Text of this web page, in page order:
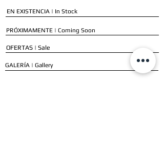
EN EXISTENCIA | In Stock
PRÓXIMAMENTE | Coming Soon
OFERTAS | Sale
GALERÍA | Gallery